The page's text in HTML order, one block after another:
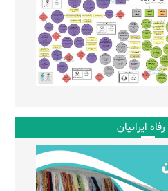
ایرانیان